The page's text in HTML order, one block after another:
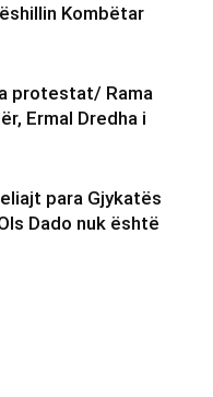
Kombëtar
protestat/ Rama
Ermal Dredha i
para Gjykatës
Dado nuk është